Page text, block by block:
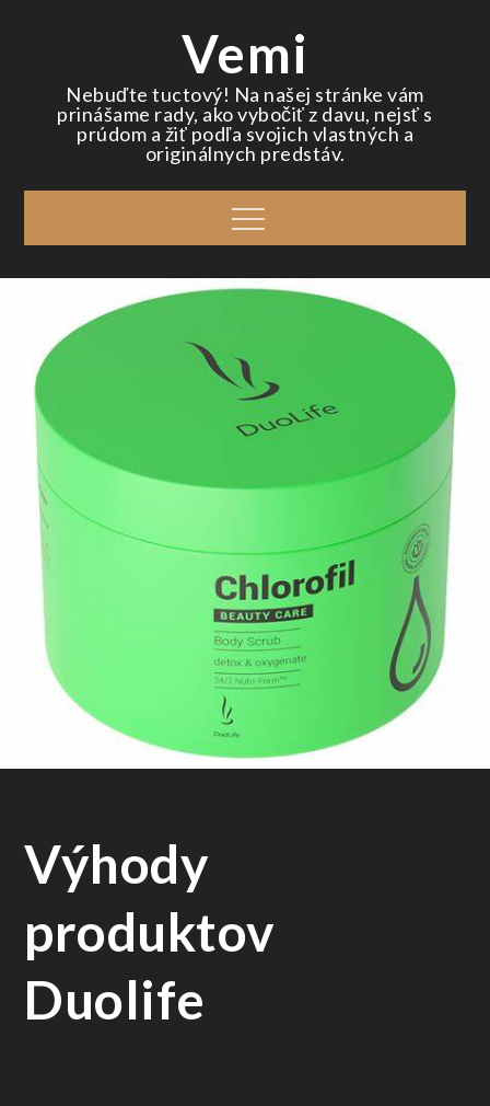
Vemi
Nebuďte tuctový! Na našej stránke vám
prinášame rady, ako vybočiť z davu, nejsť s
prúdom a žiť podľa svojich vlastných a
originálnych predstáv.
Menu
Výhody
produktov
Duolife